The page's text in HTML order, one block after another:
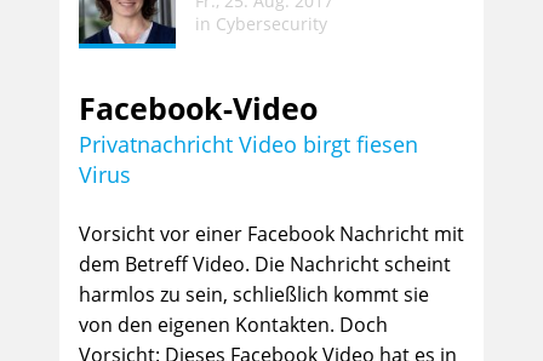
in Cybersecurity
Facebook-Video
Privatnachricht Video birgt fiesen
Virus
Vorsicht vor einer Facebook Nachricht mit
dem Betreff Video. Die Nachricht scheint
harmlos zu sein, schließlich kommt sie
von den eigenen Kontakten. Doch
Vorsicht: Dieses Facebook Video hat es in